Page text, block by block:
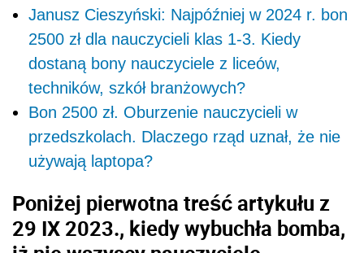
Janusz Cieszyński: Najpóźniej w 2024 r. bon
2500 zł dla nauczycieli klas 1-3. Kiedy
dostaną bony nauczyciele z liceów,
techników, szkół branżowych?
Bon 2500 zł. Oburzenie nauczycieli w
przedszkolach. Dlaczego rząd uznał, że nie
używają laptopa?
Poniżej pierwotna treść artykułu z
29 IX 2023., kiedy wybuchła bomba,